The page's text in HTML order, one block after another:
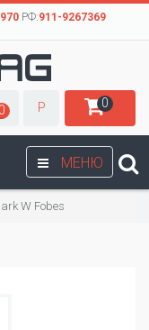
РФ:911-9267369
0 Р 0
МЕНЮ
W Fobes